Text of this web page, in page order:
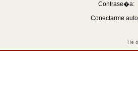
Contrase�a:
Conectarme
He